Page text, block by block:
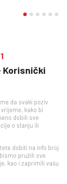
Korisnički
da svaki poziv
kako bi
dobili sve
o slanju ili
dobiti na info broj
pružili sve
kao i zaprimili vašu